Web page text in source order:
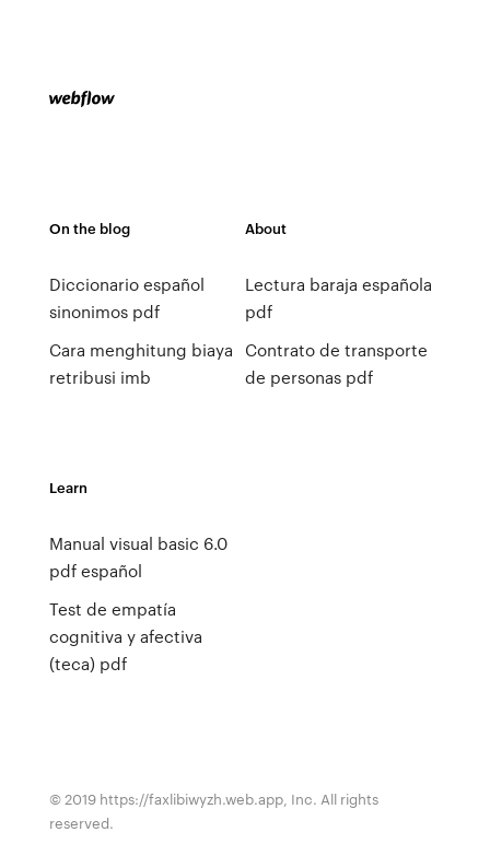
On the blog
Diccionario español
sinonimos pdf
Cara menghitung biaya
retribusi imb
About
Lectura baraja española
pdf
Contrato de transporte
de personas pdf
Learn
Manual visual basic 6.0
pdf español
Test de empatía
cognitiva y afectiva
(teca) pdf
© 2019 https://faxlibiwyzh.web.app, Inc. All rights
reserved.